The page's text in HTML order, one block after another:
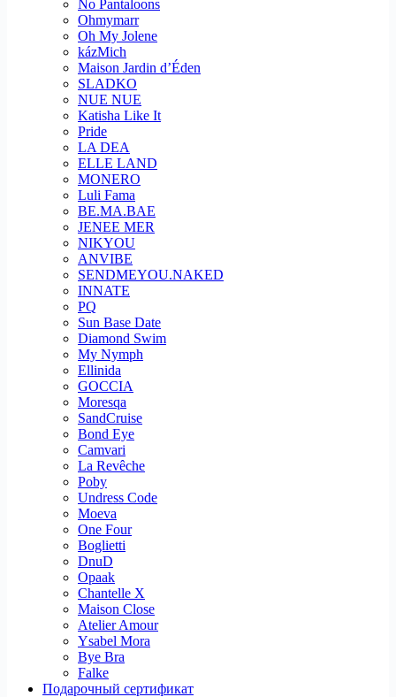
No Pantaloons
Ohmymarr
Oh My Jolene
kázMich
Maison Jardin d’Éden
SLADKO
NUE NUE
Katisha Like It
Pride
LA DEA
ELLE LAND
MONERO
Luli Fama
BE.MA.BAE
JENEE MER
NIKYOU
ANVIBE
SENDMEYOU.NAKED
INNATE
PQ
Sun Base Date
Diamond Swim
My Nymph
Ellinida
GOCCIA
Moresqa
SandCruise
Bond Eye
Camvari
La Revêche
Poby
Undress Code
Moeva
One Four
Boglietti
DnuD
Opaak
Chantelle X
Maison Close
Atelier Amour
Ysabel Mora
Bye Bra
Falke
Подарочный сертификат